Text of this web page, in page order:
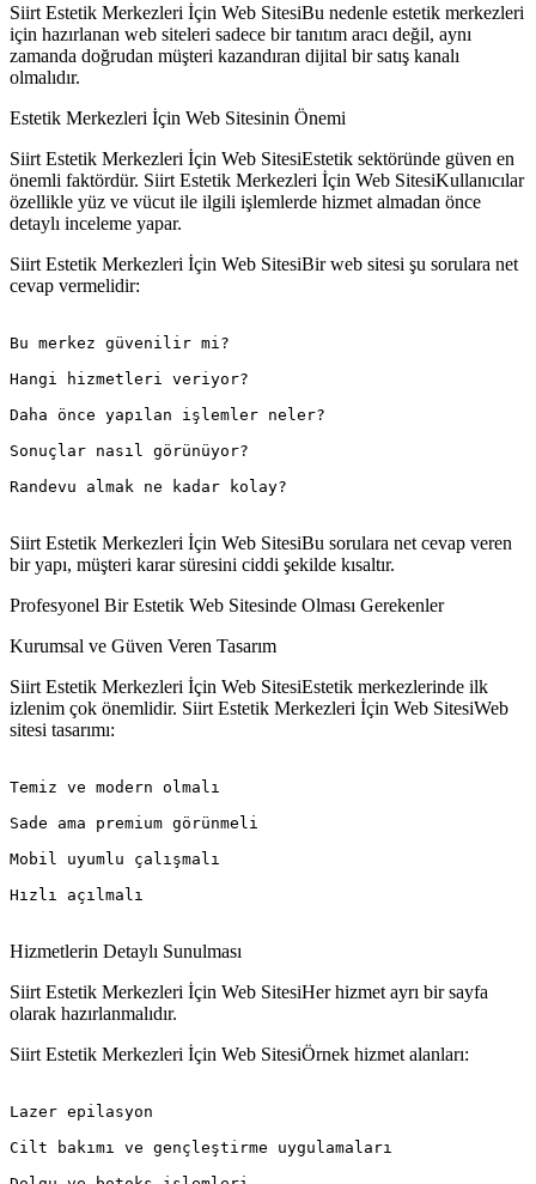
Siirt Estetik Merkezleri İçin Web SitesiBu nedenle estetik merkezleri
için hazırlanan web siteleri sadece bir tanıtım aracı değil, aynı
zamanda doğrudan müşteri kazandıran dijital bir satış kanalı
olmalıdır.
Estetik Merkezleri İçin Web Sitesinin Önemi
Siirt Estetik Merkezleri İçin Web SitesiEstetik sektöründe güven en
önemli faktördür. Siirt Estetik Merkezleri İçin Web SitesiKullanıcılar
özellikle yüz ve vücut ile ilgili işlemlerde hizmet almadan önce
detaylı inceleme yapar.
Siirt Estetik Merkezleri İçin Web SitesiBir web sitesi şu sorulara net
cevap vermelidir:
Bu merkez güvenilir mi?
Hangi hizmetleri veriyor?
Daha önce yapılan işlemler neler?
Sonuçlar nasıl görünüyor?
Randevu almak ne kadar kolay?
Siirt Estetik Merkezleri İçin Web SitesiBu sorulara net cevap veren
bir yapı, müşteri karar süresini ciddi şekilde kısaltır.
Profesyonel Bir Estetik Web Sitesinde Olması Gerekenler
Kurumsal ve Güven Veren Tasarım
Siirt Estetik Merkezleri İçin Web SitesiEstetik merkezlerinde ilk
izlenim çok önemlidir. Siirt Estetik Merkezleri İçin Web SitesiWeb
sitesi tasarımı:
Temiz ve modern olmalı
Sade ama premium görünmeli
Mobil uyumlu çalışmalı
Hızlı açılmalı
Hizmetlerin Detaylı Sunulması
Siirt Estetik Merkezleri İçin Web SitesiHer hizmet ayrı bir sayfa
olarak hazırlanmalıdır.
Siirt Estetik Merkezleri İçin Web SitesiÖrnek hizmet alanları:
Lazer epilasyon
Cilt bakımı ve gençleştirme uygulamaları